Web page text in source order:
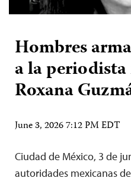
Hombres
a la
Roxana
June 3, 2026 7:12 PM EDT
Ciudad de México, 3 de
autoridades mexicanas